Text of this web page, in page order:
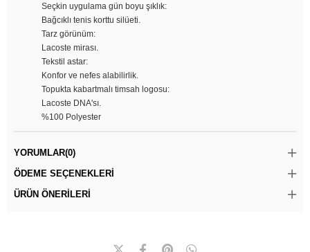
Seçkin uygulama gün boyu şıklık:
Bağcıklı tenis korttu silüeti.
Tarz görünüm:
Lacoste mirası.
Tekstil astar:
Konfor ve nefes alabilirlik.
Topukta kabartmalı timsah logosu:
Lacoste DNA'sı.
%100 Polyester
YORUMLAR(0)
ÖDEME SEÇENEKLERI
ÜRÜN ÖNERILERI